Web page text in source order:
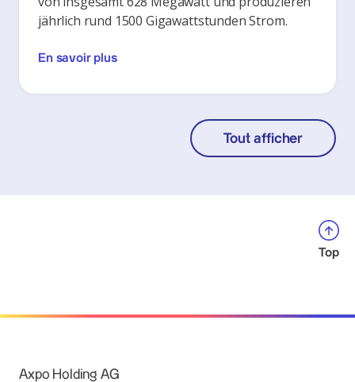
jährlich rund 1500 Gigawattstunden Strom.
En savoir plus
Tout afficher
Top
Axpo Holding AG